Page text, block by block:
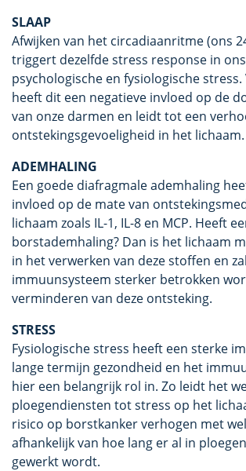
SLAAP
Afwijken van het circadiaanritme (ons
triggert dezelfde stress response in
psychologische en fysiologische stress.
heeft dit een negatieve invloed op de
van onze darmen en leidt tot een
ontstekingsgevoeligheid in het lichaam.
ADEMHALING
Een goede diafragmale ademhaling
invloed op de mate van
lichaam zoals IL-1, IL-8 en MCP. Heeft
borstademhaling? Dan is het lichaam
in het verwerken van deze stoffen en
immuunsysteem sterker betrokken
verminderen van deze ontsteking.
STRESS
Fysiologische stress heeft een sterke
lange termijn gezondheid en het
hier een belangrijk rol in. Zo leidt het
ploegendiensten tot stress op het
risico op borstkanker verhogen met wel
afhankelijk van hoe lang er al in
gewerkt wordt.